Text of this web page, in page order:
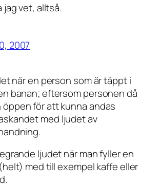
vet, alltså.
2007
när en person som är täppt i
banan; eftersom personen då
öppen för att kunna andas
med ljudet av
ljudet när man fyller en
med till exempel kaffe eller